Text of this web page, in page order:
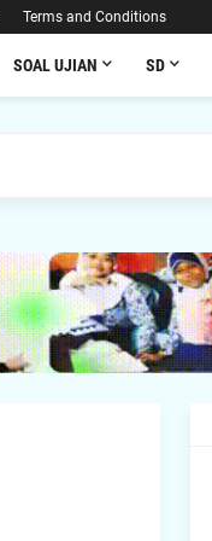
Terms and Conditions
SOAL UJIAN SD